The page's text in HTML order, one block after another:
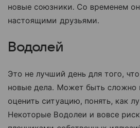
новые союзники. Со временем
настоящими друзьями.
Водолей
Это не лучший день для того,
новые дела. Может быть сложно
оценить ситуацию, понять, как
Некоторые Водолеи и вовсе